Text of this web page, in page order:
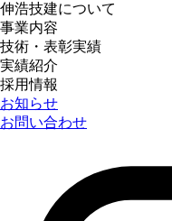
伸浩技建について
事業内容
技術・表彰実績
実績紹介
採用情報
お知らせ
お問い合わせ